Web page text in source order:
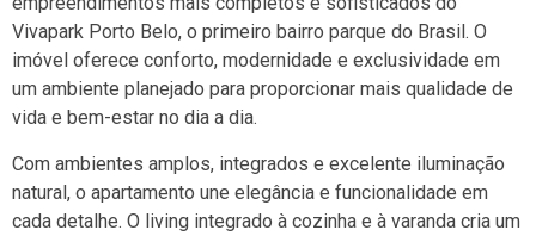
Vivapark Porto Belo, o primeiro bairro parque do Brasil. O
imóvel oferece conforto, modernidade e exclusividade em
um ambiente planejado para proporcionar mais qualidade de
vida e bem-estar no dia a dia.
Com ambientes amplos, integrados e excelente iluminação
natural, o apartamento une elegância e funcionalidade em
cada detalhe. O living integrado à cozinha e à varanda cria um